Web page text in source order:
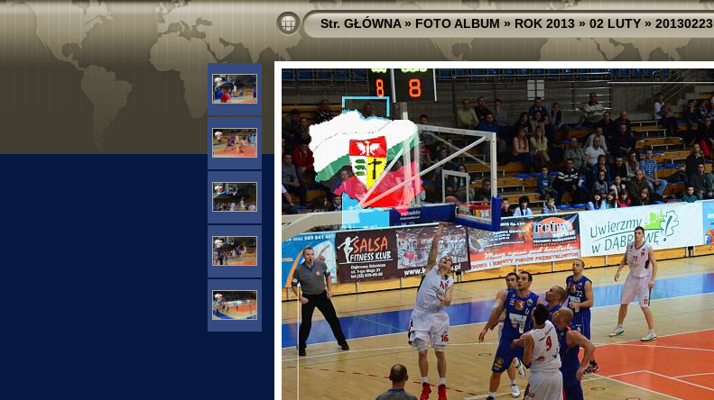
Str. GŁÓWNA»FOTO ALBUM»ROK 2013»02 LUTY»20130223